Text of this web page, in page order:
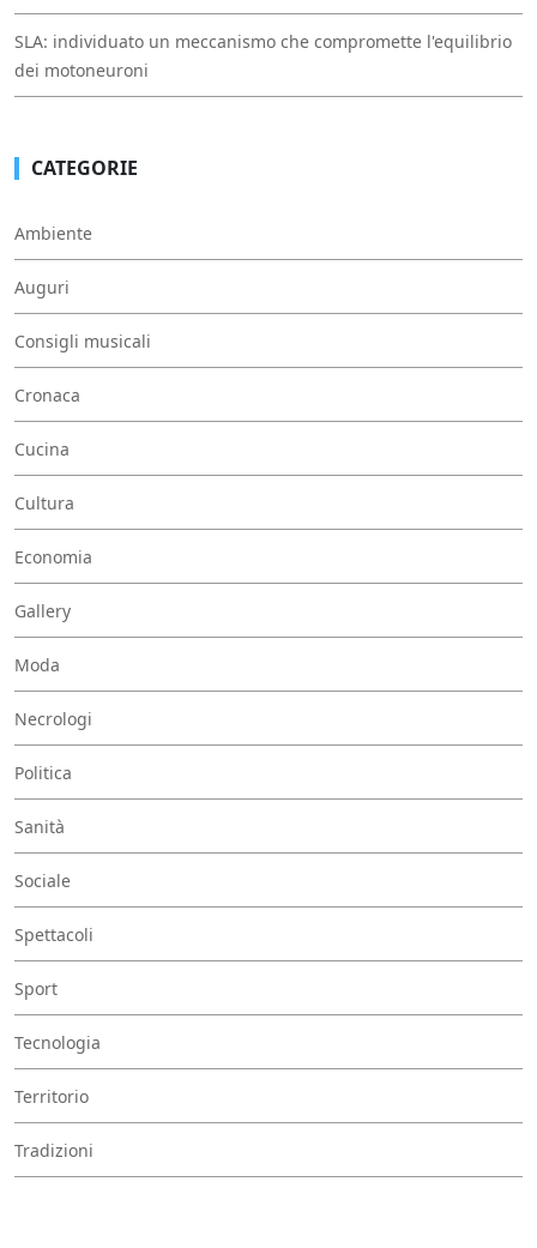
SLA: individuato un meccanismo che compromette l'equilibrio
dei motoneuroni
CATEGORIE
Ambiente
Auguri
Consigli musicali
Cronaca
Cucina
Cultura
Economia
Gallery
Moda
Necrologi
Politica
Sanità
Sociale
Spettacoli
Sport
Tecnologia
Territorio
Tradizioni